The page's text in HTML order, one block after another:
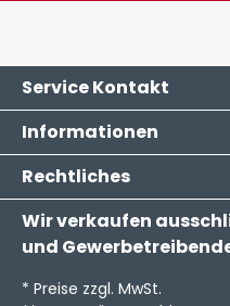
Service Kontakt
Informationen
Rechtliches
Wir verkaufen
und
* Preise zzgl. MwSt.